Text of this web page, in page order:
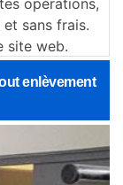
opérations,
sans frais.
site web.
enlèvement